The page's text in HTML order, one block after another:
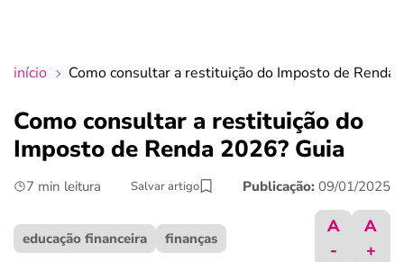
crédito fácil
últimas notícias
ferramentas
início Como consultar a restituição do Imposto de Renda
Como consultar a restituição do
Imposto de Renda 2026? Guia
7 min leitura Salvar artigo Publicação: 09/01/2025
educação financeira finanças
A
-
A
+